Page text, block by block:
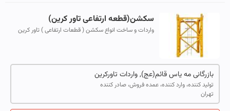
سکشن(قطعه ارتفاعی تاور کرین)
واردات و ساخت انواع سکشن ( قطعات ارتفاعی ) تاور کرین
بازرگانی مه یاس قائم(عج), واردات تاورکرین
تولید کننده، وارد کننده، عمده فروش، صادر کننده
تهران